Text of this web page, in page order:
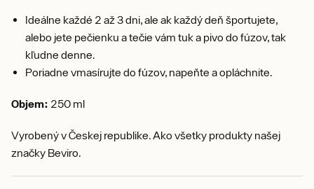
Ideálne každé 2 až 3 dni, ale ak každý deň športujete,
alebo jete pečienku a tečie vám tuk a pivo do fúzov, tak
kľudne denne.
Poriadne vmasírujte do fúzov, napeňte a opláchnite.
Objem: 250 ml
Vyrobený v Českej republike. Ako všetky produkty našej
značky Beviro.